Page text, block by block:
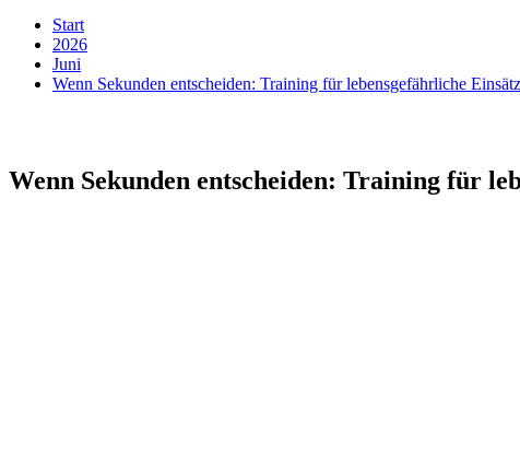
Start
2026
Juni
Wenn Sekunden entscheiden: Training für lebensgefährliche
Wenn Sekunden entscheiden: Training für